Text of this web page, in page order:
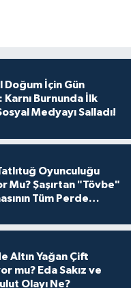
Doğum İçin Gün
Karnı Burnunda İlk
Medyayı Salladı!
Oyunculuğu
Mu? Şaşırtan "Tövbe"
Tüm Perde
Altın Yağan Çift
mu? Eda Sakız ve
Olayı Ne?